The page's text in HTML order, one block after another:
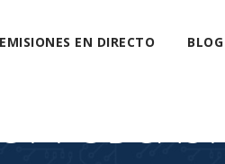
EMISIONES EN DIRECTO BLOG
PODCAST